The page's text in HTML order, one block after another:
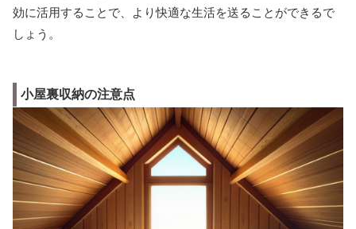
効に活用することで、より快適な生活を送ることができるで
しょう。
小屋裏収納の注意点